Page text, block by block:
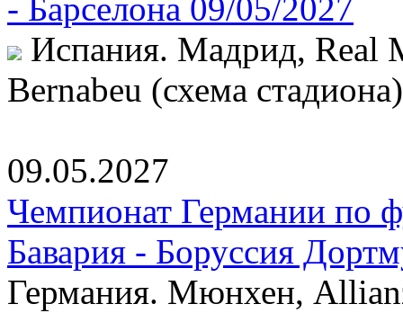
- Барселона 09/05/2027
Испания. Мадрид, Real
Bernabeu (схема стадиона)
09.05.2027
Чемпионат Германии по
Бавария - Боруссия
Германия. Мюнхен,